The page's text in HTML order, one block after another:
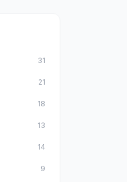
31
21
18
13
14
9